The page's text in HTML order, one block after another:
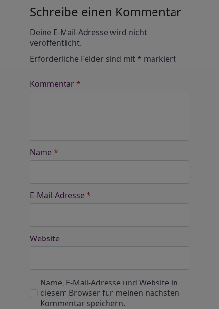
Schreibe einen Kommentar
Deine E-Mail-Adresse wird nicht
veröffentlicht.
Erforderliche Felder sind mit * markiert
Kommentar*
Name *
E-Mail-Adresse *
Website
Name, E-Mail-Adresse und Website in
diesem Browser für meinen nächsten
Kommentar speichern.